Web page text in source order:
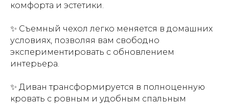
комфорта и эстетики.
✨ Съемный чехол легко меняется в домашних
условиях, позволяя вам свободно
экспериментировать с обновлением
интерьера.
✨ Диван трансформируется в полноценную
кровать с ровным и удобным спальным